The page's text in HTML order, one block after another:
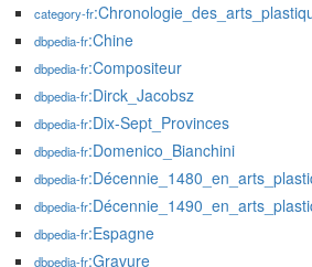
category-fr
dbpedia-fr:Chine
dbpedia-fr:Compositeur
dbpedia-fr:Dirck_Jacobsz
dbpedia-fr:Dix-Sept_Provinces
dbpedia-fr:Domenico_Bianchini
dbpedia-fr
dbpedia-fr
dbpedia-fr:Espagne
dbpedia-fr:Gravure